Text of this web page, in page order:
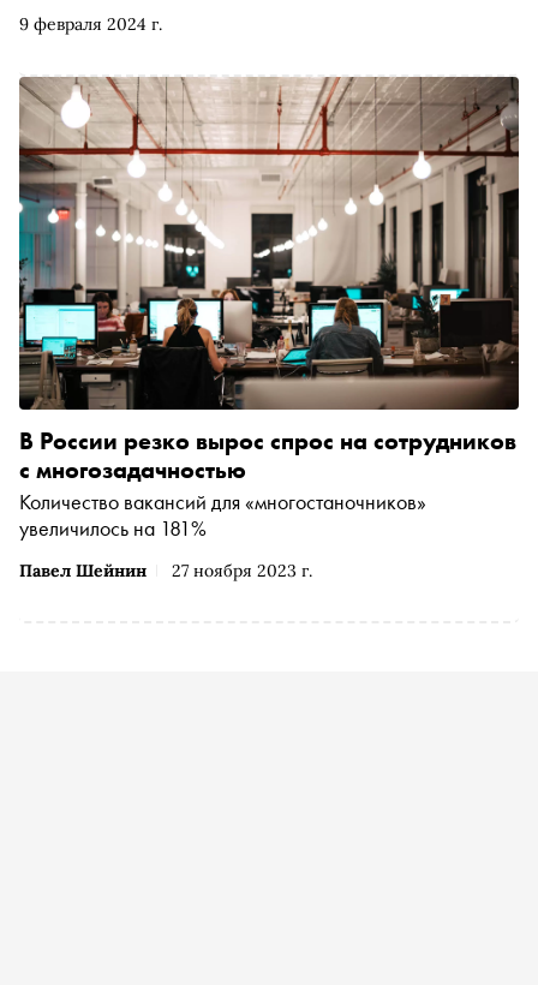
9 февраля 2024 г.
Павел Шейнин 27 ноября 2023 г.
В России резко вырос спрос на сотрудников
с многозадачностью
Количество вакансий для «многостаночников»
увеличилось на 181%